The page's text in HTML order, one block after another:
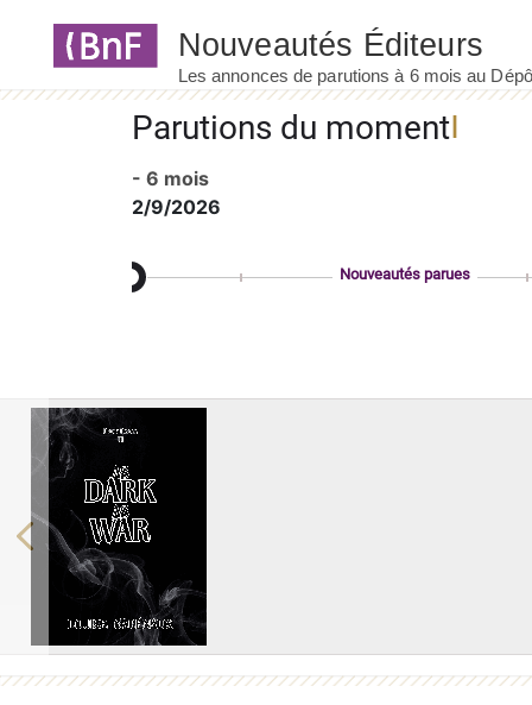
Parutions du moment
- 6 mois
2/9/2026
Nouveautés parues
Previous